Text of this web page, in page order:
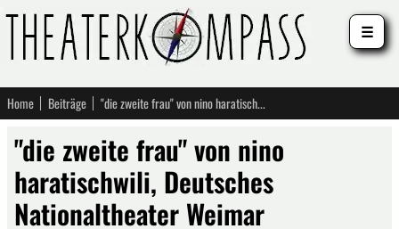
Home Beiträge "die zweite frau" von nino haratischwili, Deutsches Nationaltheater Weimar
"die zweite frau" von nino
haratischwili, Deutsches
Nationaltheater Weimar
☰